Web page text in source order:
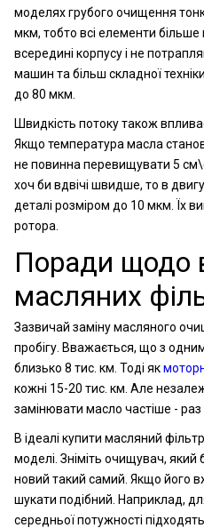
моделях грубого очищення
мкм, тобто всі елементи більше
всередині корпусу і не
машин та більш складної
до 80 мкм.
Швидкість потоку також
Якщо температура масла
не повинна перевищувати 5
хоч би вдвічі швидше, то в
деталі розміром до 10 мкм. Їх
ротора.
Поради щодо
масляних
Зазвичай заміну масляного
пробігу. Вважається, що з
близько 8 тис. км. Тоді як
кожні 15-20 тис. км. Але
замінювати масло частіше - раз
В ідеалі купити масляний
моделі. Зніміть очищувач, який
новий такий самий. Якщо його
шукати подібний. Наприклад,
середньої потужності